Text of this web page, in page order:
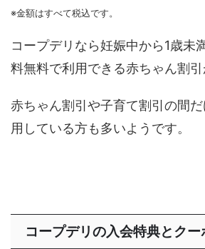
※金額はすべて税込です。
コープデリなら妊娠中から1歳未
料無料で利用できる赤ちゃん割引
赤ちゃん割引や子育て割引の間
用している方も多いようです。
コープデリの入会特典とク